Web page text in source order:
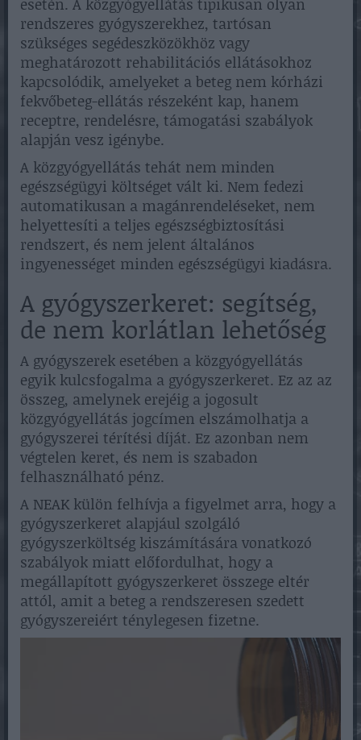
rendszeres gyógyszerekhez, tartósan
szükséges segédeszközökhöz vagy
meghatározott rehabilitációs ellátásokhoz
kapcsolódik, amelyeket a beteg nem kórházi
fekvőbeteg-ellátás részeként kap, hanem
receptre, rendelésre, támogatási szabályok
alapján vesz igénybe.
A közgyógyellátás tehát nem minden
egészségügyi költséget vált ki. Nem fedezi
automatikusan a magánrendeléseket, nem
helyettesíti a teljes egészségbiztosítási
rendszert, és nem jelent általános
ingyenességet minden egészségügyi kiadásra.
A gyógyszerkeret: segítség,
de nem korlátlan lehetőség
A gyógyszerek esetében a közgyógyellátás
egyik kulcsfogalma a gyógyszerkeret. Ez az az
összeg, amelynek erejéig a jogosult
közgyógyellátás jogcímen elszámolhatja a
gyógyszerei térítési díját. Ez azonban nem
végtelen keret, és nem is szabadon
felhasználható pénz.
A NEAK külön felhívja a figyelmet arra, hogy a
gyógyszerkeret alapjául szolgáló
gyógyszerköltség kiszámítására vonatkozó
szabályok miatt előfordulhat, hogy a
megállapított gyógyszerkeret összege eltér
attól, amit a beteg a rendszeresen szedett
gyógyszereiért ténylegesen fizetne.